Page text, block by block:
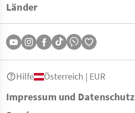
Länder
Impressum und Datenschutz
Hilfe Österreich | EUR